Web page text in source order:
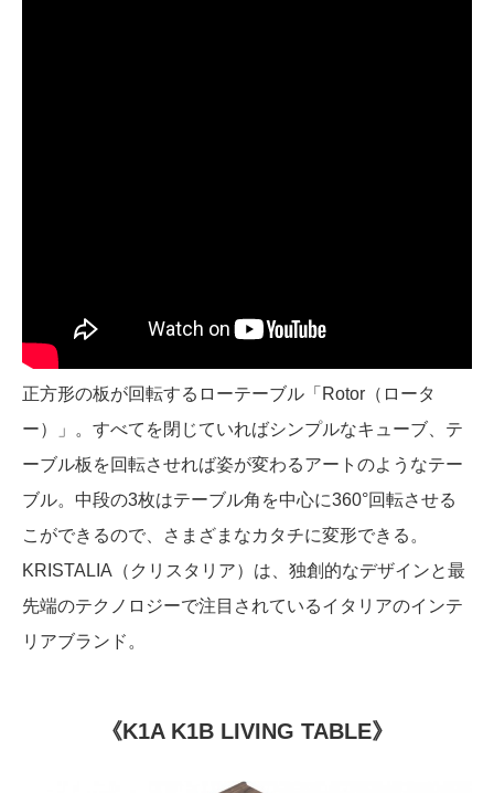
正方形の板が回転するローテーブル「Rotor（ロータ
ー）」。すべてを閉じていればシンプルなキューブ、テ
ーブル板を回転させれば姿が変わるアートのようなテー
ブル。中段の3枚はテーブル角を中心に360°回転させる
こができるので、さまざまなカタチに変形できる。
KRISTALIA（クリスタリア）は、独創的なデザインと最
先端のテクノロジーで注目されているイタリアのインテ
リアブランド。
《K1A K1B LIVING TABLE》